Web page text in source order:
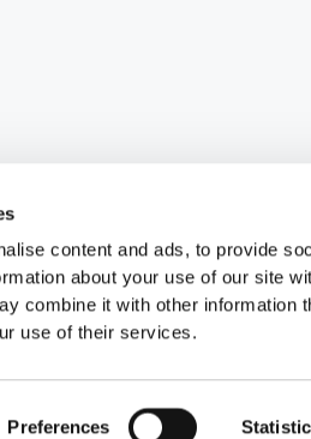
content and ads, to provide
about your use of our site
combine it with other information
use of their services.
Preferences